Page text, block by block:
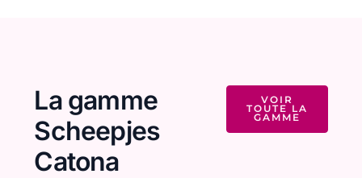
La gamme
Scheepjes
Catona
VOIR
TOUTE LA
GAMME